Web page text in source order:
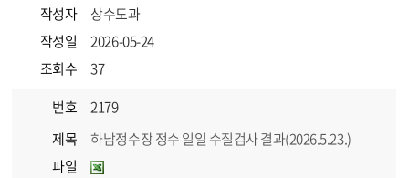
작성자
상수도과
작성일
2026-05-24
조회수
37
번호
2179
제목
하남정수장 정수 일일 수질검사 결과(2026.5.23.)
파일